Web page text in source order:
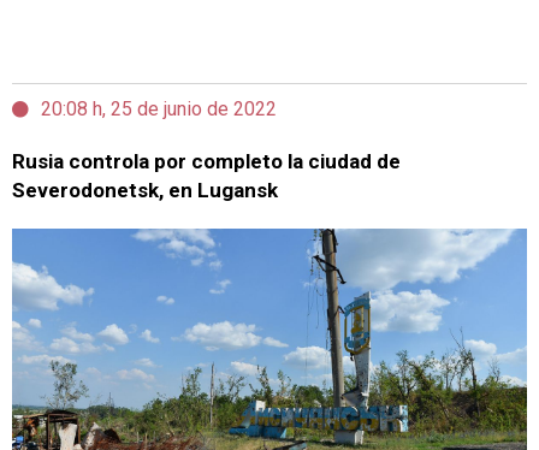
20:08 h, 25 de junio de 2022
Rusia controla por completo la ciudad de
Severodonetsk, en Lugansk